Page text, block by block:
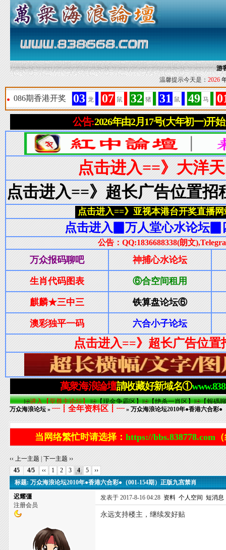
游
温馨提示今天是： 2026
万众海浪论坛 »┈┋全年资料区┋┈» 万众海浪论坛2010年●香港六合彩●
当网络繁忙时请选择： https://bbs.838778.com
‹‹ 上一主题 |下一主题 ››
45
4/5 ‹‹ 1 2 3 4 5
››
标题: 万众海浪论坛2010年●香港六合彩●（001-154期）正版九宫禁肖
迟耀彊
注册会员
发表于 2017-8-16 04:28 资料 个人空间 短消息
永远支持楼主，继续发好贴